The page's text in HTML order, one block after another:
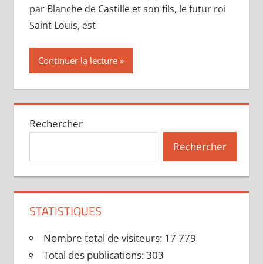
par Blanche de Castille et son fils, le futur roi
Saint Louis, est
Continuer la lecture
Rechercher
Rechercher
STATISTIQUES
Nombre total de visiteurs: 17 779
Total des publications:303